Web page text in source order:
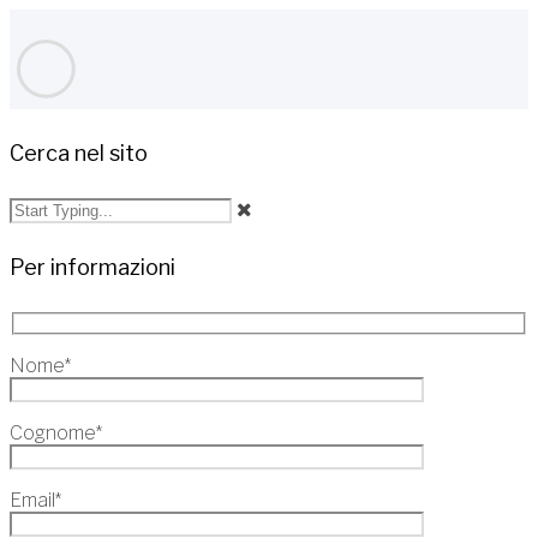
Cerca nel sito
Per informazioni
Nome*
Cognome*
Email*